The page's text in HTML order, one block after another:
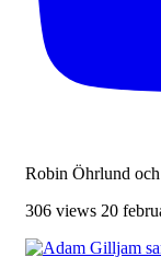
Robin Öhrlund
306 views 20